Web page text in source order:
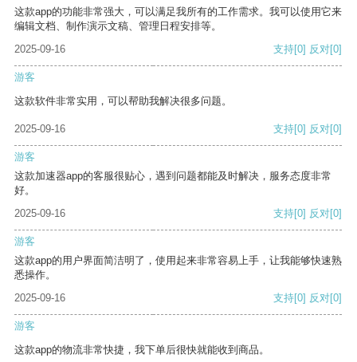
这款app的功能非常强大，可以满足我所有的工作需求。我可以使用它来
编辑文档、制作演示文稿、管理日程安排等。
2025-09-16
支持[0] 反对[0]
游客
这款软件非常实用，可以帮助我解决很多问题。
2025-09-16 支持[0] 反对[0]
游客
这款加速器app的客服很贴心，遇到问题都能及时解决，服务态度非常
好。
2025-09-16
支持[0] 反对[0]
游客
这款app的用户界面简洁明了，使用起来非常容易上手，让我能够快速熟
悉操作。
2025-09-16
支持[0] 反对[0]
游客
这款app的物流非常快捷，我下单后很快就能收到商品。